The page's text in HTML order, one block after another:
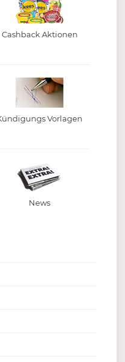
Cashback Aktionen
Vorlagen
News